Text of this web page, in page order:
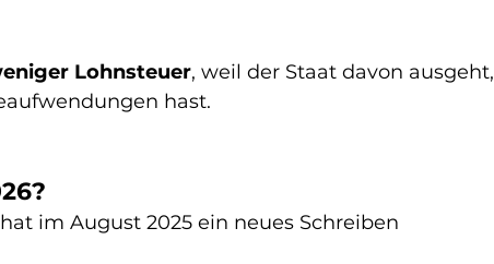
Lohnsteuer, weil der Staat davon ausgeht,
hast.
im August 2025 ein neues Schreiben